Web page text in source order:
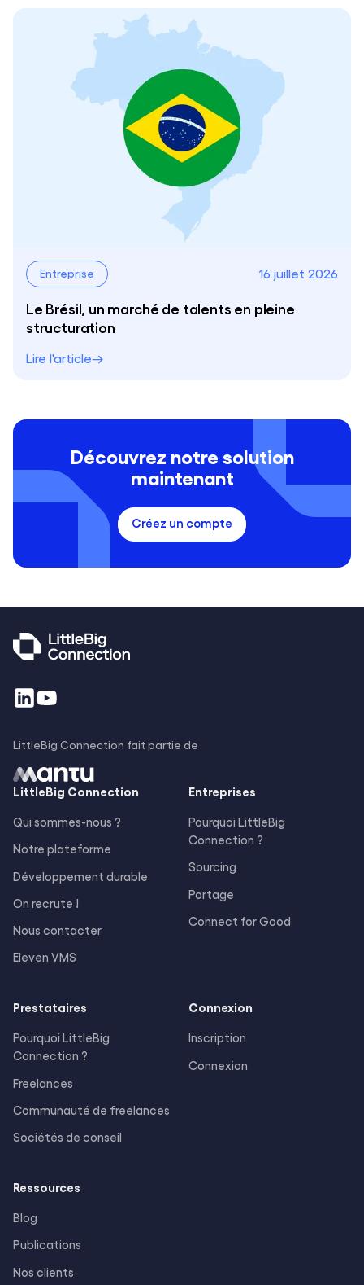
Entreprise 16 juillet 2026
Le Brésil, un marché de talents en pleine
structuration
Lire l'article
Découvrez notre solution
maintenant
Créez un compte
LittleBig Connection fait partie de
LittleBig Connection
Qui sommes-nous ?
Notre plateforme
Développement durable
On recrute !
Nous contacter
Eleven VMS
Entreprises
Pourquoi LittleBig
Connection ?
Sourcing
Portage
Connect for Good
Prestataires
Pourquoi LittleBig
Connection ?
Freelances
Communauté de freelances
Sociétés de conseil
Connexion
Inscription
Connexion
Ressources
Blog
Publications
Nos clients